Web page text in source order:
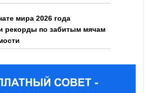
мира 2026 года
рекорды по забитым мячам